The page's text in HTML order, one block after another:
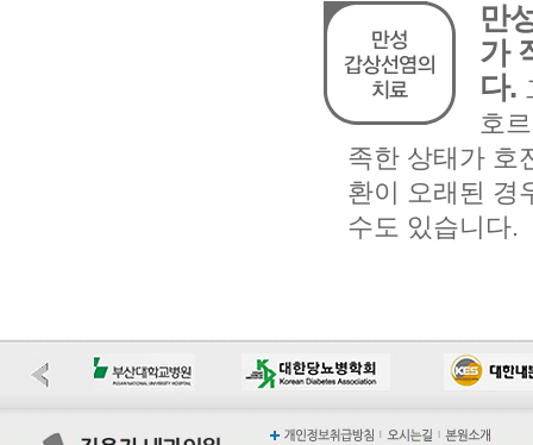
만
가
다.
호
족한 상태가 호
환이 오래된 경
수도 있습니다.